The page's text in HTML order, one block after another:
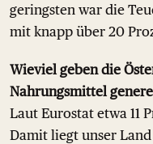
geringsten war die
mit knapp über 20
Wieviel geben die
Nahrungsmittel
Laut Eurostat etwa 11
Damit liegt unser